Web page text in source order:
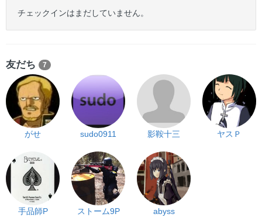
チェックインはまだしていません。
友だち 7
がせ sudo0911 影鞍十三 ヤスＰ
手品師P ストーム9P abyss